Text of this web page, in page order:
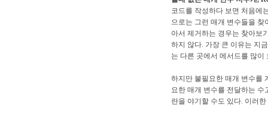
코드를 작성하다 보면 처음에
으로는 그런 매개 변수들을
아서 제거하는 경우는 찾아보
하지 않다. 가장 큰 이유는 지
는 다른 곳에서 메서드를 많
하지만 불필요한 매개 변수를
요한 매개 변수를 전달하는
란을 야기할 수도 있다. 이러